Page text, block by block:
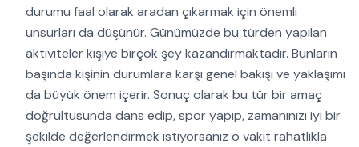
durumu faal olarak aradan çıkarmak için önemli
unsurları da düşünür. Günümüzde bu türden yapılan
aktiviteler kişiye birçok şey kazandırmaktadır. Bunların
başında kişinin durumlara karşı genel bakışı ve yaklaşımı
da büyük önem içerir. Sonuç olarak bu tür bir amaç
doğrultusunda dans edip, spor yapıp, zamanınızı iyi bir
şekilde değerlendirmek istiyorsanız o vakit rahatlıkla